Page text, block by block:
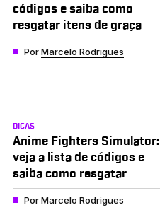
códigos e saiba como
resgatar itens de graça
PorMarcelo Rodrigues
DICAS
Anime Fighters Simulator:
veja a lista de códigos e
saiba como resgatar
PorMarcelo Rodrigues